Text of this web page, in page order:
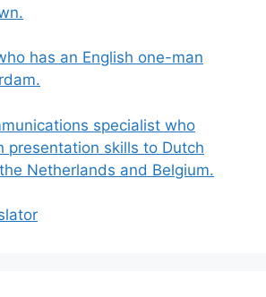
has an English one-man
specialist who
presentation skills to Dutch
Netherlands and Belgium.